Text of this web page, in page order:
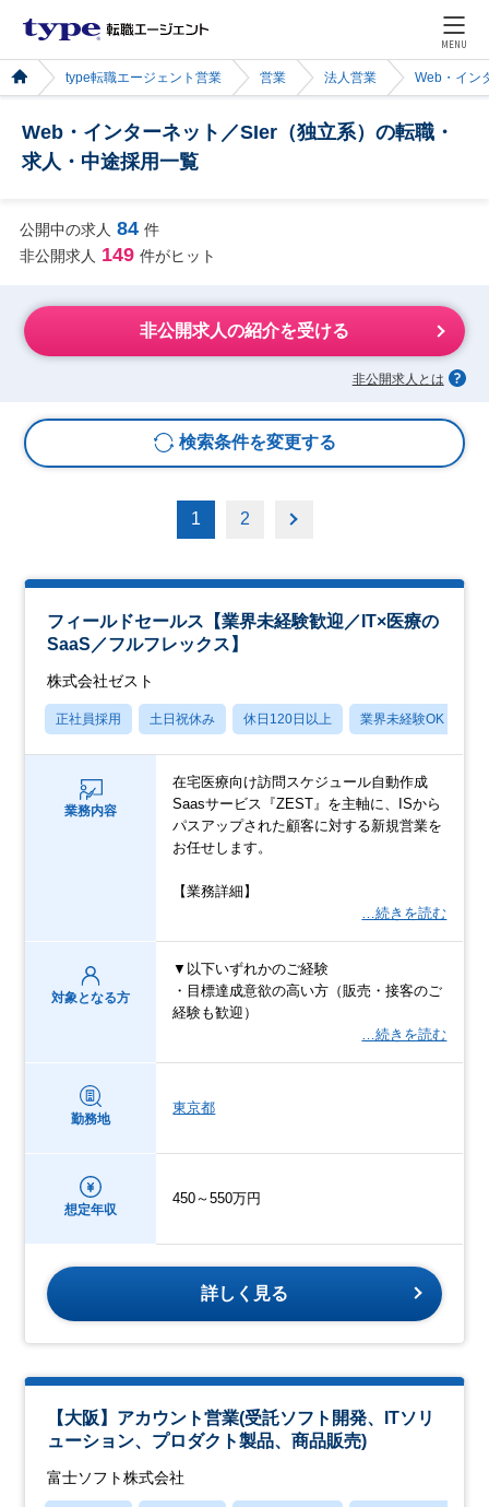
MENU
type転職エージェント営業 営業 法人営業 Web・イン
Web・インターネット／SIer（独立系）の転職・
求人・中途採用一覧
公開中の求人 84 件
非公開求人 149 件がヒット
非公開求人の紹介を受ける
非公開求人とは
検索条件を変更する
1 2
フィールドセールス【業界未経験歓迎／IT×医療の
SaaS／フルフレックス】
株式会社ゼスト
正社員採用 土日祝休み 休日120日以上 業界未経験OK
業務内容
在宅医療向け訪問スケジュール自動作成
Saasサービス『ZEST』を主軸に、ISから
パスアップされた顧客に対する新規営業を
お任せします。
【業務詳細】
…続きを読む
対象となる方
▼以下いずれかのご経験
・目標達成意欲の高い方（販売・接客のご
経験も歓迎）
…続きを読む
勤務地
東京都
想定年収
450～550万円
詳しく見る
【大阪】アカウント営業(受託ソフト開発、ITソリ
ューション、プロダクト製品、商品販売)
富士ソフト株式会社